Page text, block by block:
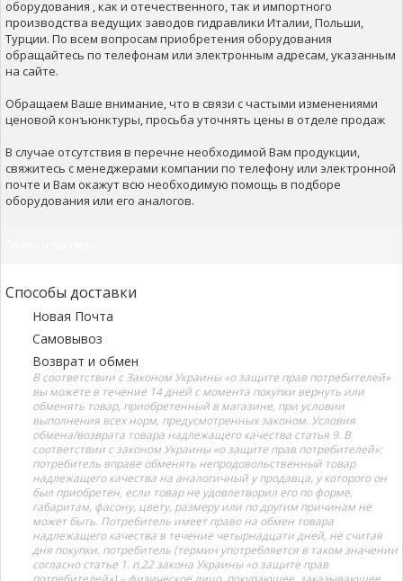
оборудования , как и отечественного, так и импортного
производства ведущих заводов гидравлики Италии, Польши,
Турции. По всем вопросам приобретения оборудования
обращайтесь по телефонам или электронным адресам, указанным
на сайте.
Обращаем Ваше внимание, что в связи с частыми изменениями
ценовой конъюнктуры, просьба уточнять цены в отделе продаж
В случае отсутствия в перечне необходимой Вам продукции,
свяжитесь с менеджерами компании по телефону или электронной
почте и Вам окажут всю необходимую помощь в подборе
оборудования или его аналогов.
Способы доставки
Новая Почта
Самовывоз
Возврат и обмен
В соответствии с Законом Украины «о защите прав потребителей»
вы можете в течение 14 дней с момента покупки вернуть или
обменять товар, приобретенный в магазине, при условии
выполнения всех норм, предусмотренных законом. Условия
обмена/возврата товара надлежащего качества статья 9. В
соответствии с законом Украины «о защите прав потребителей»:
потребитель вправе обменять непродовольственный товар
надлежащего качества на аналогичный у продавца, у которого он
был приобретен, если товар не удовлетворил его по форме,
габаритам, фасону, цвету, размеру или по другим причинам не
может быть. Потребитель имеет право на обмен товара
надлежащего качества в течение четырнадцати дней, не считая
дня покупки. потребитель (термин употребляется в таком значении
согласно статье 1. п.22 закона Украины «о защите прав